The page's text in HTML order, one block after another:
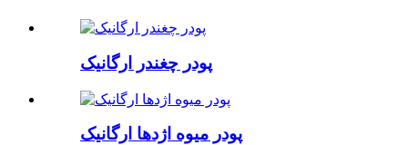
پودر چغندر ارگانیک
پودر میوه اژدها ارگانیک